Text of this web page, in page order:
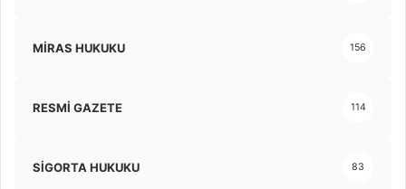
MİRAS HUKUKU 156
RESMİ GAZETE 114
SİGORTA HUKUKU 83